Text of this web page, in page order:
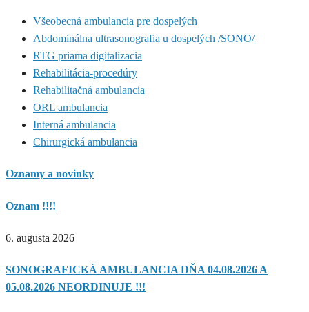
Všeobecná ambulancia pre dospelých
Abdominálna ultrasonografia u dospelých /SONO/
RTG priama digitalizacia
Rehabilitácia-procedúry
Rehabilitačná ambulancia
ORL ambulancia
Interná ambulancia
Chirurgická ambulancia
Oznamy a novinky
Oznam !!!!
6. augusta 2026
SONOGRAFICKÁ AMBULANCIA DŇA 04.08.2026 A
05.08.2026 NEORDINUJE !!!